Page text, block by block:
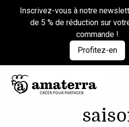
Inscrivez-vous à notre
de 5 % de réduction sur
commande !
Profitez-en